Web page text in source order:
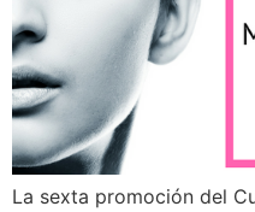
La sexta promoción del